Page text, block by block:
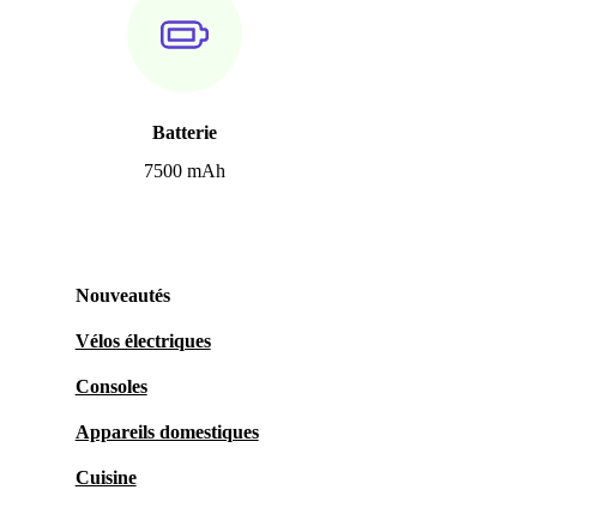
Batterie
7500 mAh
Nouveautés
Vélos électriques
Consoles
Appareils domestiques
Cuisine